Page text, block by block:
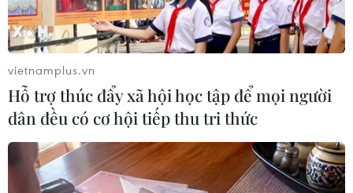
vietnamplus.vn
Hỗ trợ thúc đẩy xã hội học tập để mọi người
dân đều có cơ hội tiếp thu tri thức